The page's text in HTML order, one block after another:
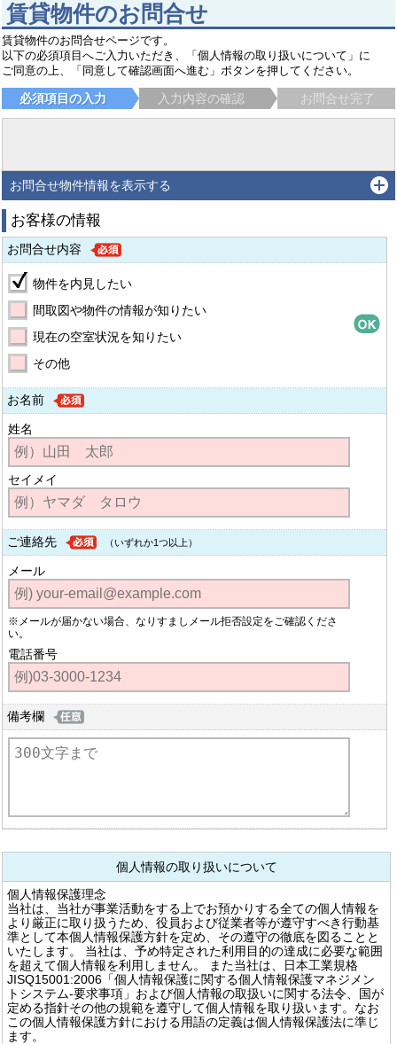
賃貸物件のお問合せ
賃貸物件のお問合せページです。
以下の必須項目へご入力いただき、「個人情報の取り扱いについて」に
ご同意の上、「同意して確認画面へ進む」ボタンを押してください。
必須項目の入力 入力内容の確認 お問合せ完了
お問合せ物件情報を表示する
お客様の情報
お問合せ内容
物件を内見したい
間取図や物件の情報が知りたい
現在の空室状況を知りたい
その他
お名前
姓名
セイメイ
ご連絡先 （いずれか1つ以上）
メール
※メールが届かない場合、なりすましメール拒否設定をご確認くださ
い。
電話番号
備考欄
個人情報の取り扱いについて
個人情報保護理念
当社は、当社が事業活動をする上でお預かりする全ての個人情報を
より厳正に取り扱うため、役員および従業者等が遵守すべき行動基
準として本個人情報保護方針を定め、その遵守の徹底を図ることと
いたします。 当社は、予め特定された利用目的の達成に必要な範囲
を超えて個人情報を利用しません。 また当社は、日本工業規格
JISQ15001:2006「個人情報保護に関する個人情報保護マネジメン
トシステム-要求事項」および個人情報の取扱いに関する法令、国が
定める指針その他の規範を遵守して個人情報を取り扱います。なお
この個人情報保護方針における用語の定義は個人情報保護法に準じ
ます。